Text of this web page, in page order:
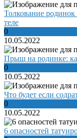
Толкование родинок
теле
0
10.05.2022
Прыщ на родинке:
0
10.05.2022
Что будет если
0
10.05.2022
6 опасностей